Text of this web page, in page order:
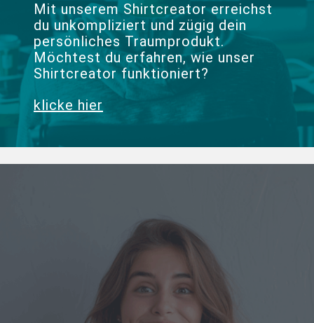
Mit unserem Shirtcreator erreichst
du unkompliziert und zügig dein
persönliches Traumprodukt.
Möchtest du erfahren, wie unser
Shirtcreator funktioniert?
klicke hier